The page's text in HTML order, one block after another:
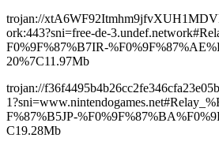
trojan://
ork:443?sni=free-de-
F0%9F%87%B7IR-
20%7C11.97Mb
trojan://
F%87%B5JP-
C19.28Mb